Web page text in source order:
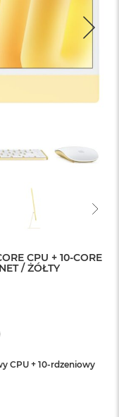
CPU + 10-CORE
/ ŻÓŁTY
CPU + 10-rdzeniowy